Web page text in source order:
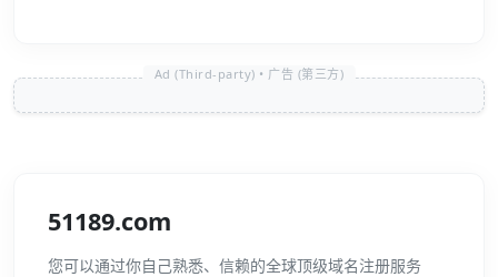
51189.com
您可以通过你自己熟悉、信赖的全球顶级域名注册服务